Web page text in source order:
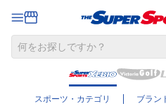
スポーツ・カテゴリ ブラン
さらに